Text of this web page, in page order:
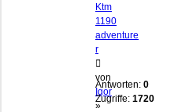
Ktm
1190
adventure
r
von
Igor
»
Antworten: 0
Zugriffe: 1720